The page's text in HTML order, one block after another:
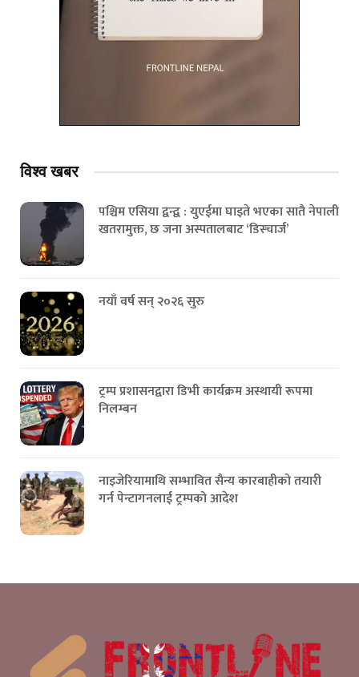
विश्वखबर
पश्चिम एसिया द्वन्द्व : युएईमा घाइते भएका सातै नेपाली
खतरामुक्त, छ जना अस्पतालबाट ‘डिस्चार्ज’
नयाँ वर्ष सन् २०२६ सुरु
ट्रम्प प्रशासनद्वारा डिभी कार्यक्रम अस्थायी रूपमा
निलम्बन
नाइजेरियामाथि सम्भावित सैन्य कारबाहीको तयारी
गर्न पेन्टागनलाई ट्रम्पको आदेश